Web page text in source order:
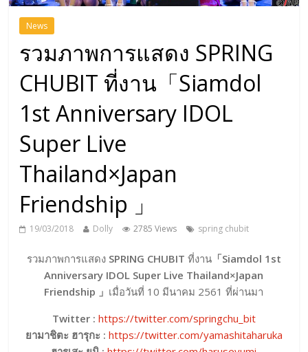
News
รวมภาพการแสดง SPRING
CHUBIT ที่งาน「Siamdol
1st Anniversary IDOL
Super Live
Thailand×Japan
Friendship 」
19/03/2018 Dolly 2785 Views spring chubit
รวมภาพการแสดง SPRING CHUBIT ที่งาน「Siamdol 1st
Anniversary IDOL Super Live Thailand×Japan
Friendship 」 เมื่อวันที่ 10 มีนาคม 2561 ที่ผ่านมา
Twitter : https://twitter.com/springchu_bit
ยามาชิตะ ฮารุกะ : https://twitter.com/yamashitaharuka